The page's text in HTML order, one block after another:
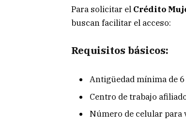
Para solicitar el Crédito
buscan facilitar el acceso:
Requisitos básicos:
Antigüedad mínima de
Centro de trabajo
Número de celular para